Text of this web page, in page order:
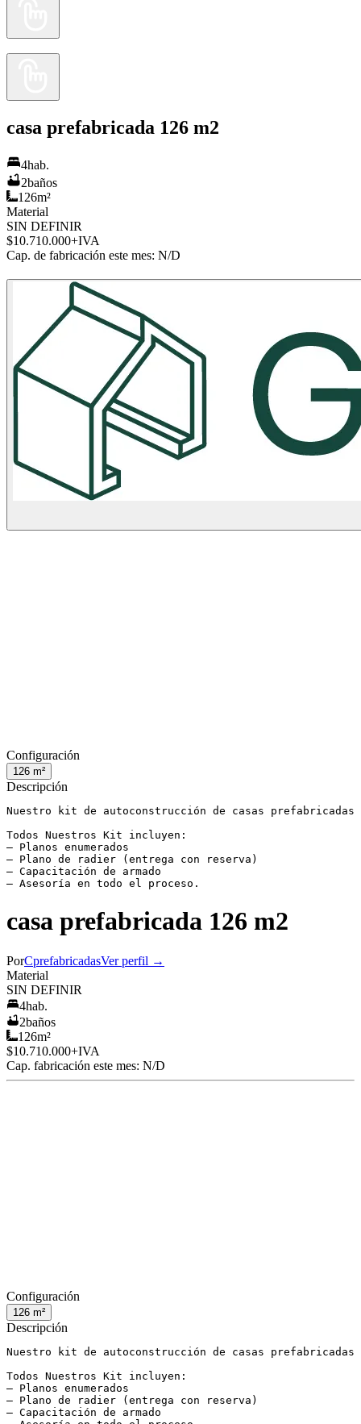
casa prefabricada 126 m2
4hab.
2baños
126m²
Material
SIN DEFINIR
$10.710.000+IVA
Cap. de fabricación este mes: N/D
Configuración
126 m²
Descripción
Nuestro kit de autoconstrucción de casas
Todos Nuestros Kit incluyen:
– Planos enumerados
– Plano de radier (entrega con reserva)
– Capacitación de armado
– Asesoría en todo el proceso.
casa prefabricada 126 m2
PorCprefabricadasVer perfil →
Material
SIN DEFINIR
4hab.
2baños
126m²
$10.710.000+IVA
Cap. fabricación este mes: N/D
Configuración
126 m²
Descripción
Nuestro kit de autoconstrucción de casas
Todos Nuestros Kit incluyen:
– Planos enumerados
– Plano de radier (entrega con reserva)
– Capacitación de armado